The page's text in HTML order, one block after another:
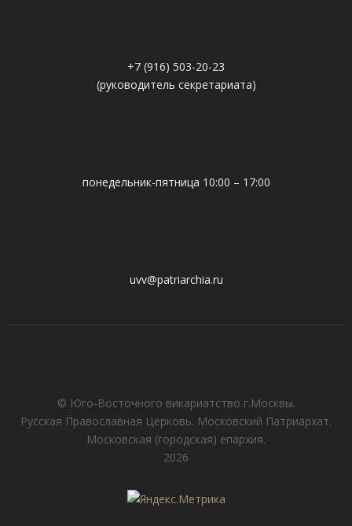
+7 (916) 503-20-23
(руководитель секретариата)
понедельник-пятница 10:00 – 17:00
uvv@patriarchia.ru
© Юго-Восточного викариатствo г.Москвы.
Русская Православная Церковь. Московский Патриархат.
Московская (городская) епархия.
2026